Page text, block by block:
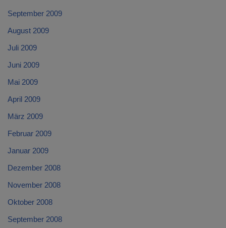
September 2009
August 2009
Juli 2009
Juni 2009
Mai 2009
April 2009
März 2009
Februar 2009
Januar 2009
Dezember 2008
November 2008
Oktober 2008
September 2008